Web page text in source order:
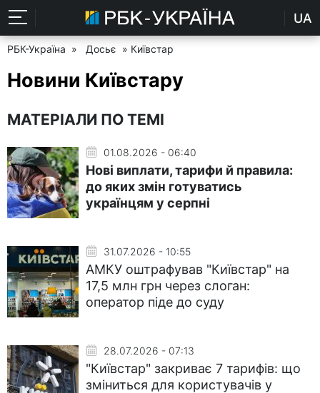
UA
РБК-Україна » Досьє » Київстар
Новини Київстару
МАТЕРІАЛИ ПО ТЕМІ
01.08.2026 - 06:40
Нові виплати, тарифи й правила:
до яких змін готуватись
українцям у серпні
31.07.2026 - 10:55
АМКУ оштрафував "Київстар" на
17,5 млн грн через слоган:
оператор піде до суду
28.07.2026 - 07:13
"Київстар" закриває 7 тарифів: що
зміниться для користувачів у